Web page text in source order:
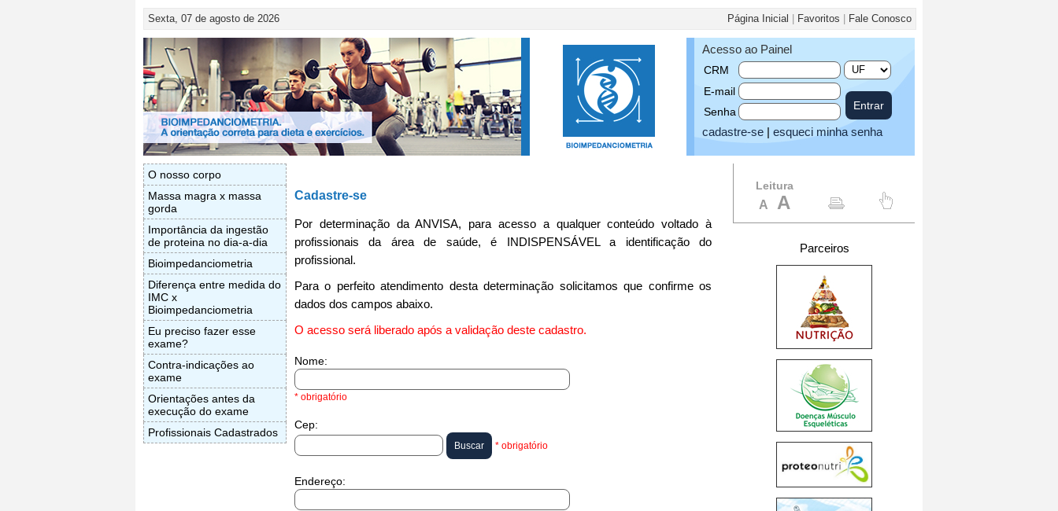
Sexta, 07 de agosto de 2026 Página Inicial Favoritos Fale Conosco
Acesso ao Painel
CRM
E-mail
Senha
cadastre-se | esqueci minha senha
O nosso corpo
Massa magra x massa
gorda
Importância da ingestão
de proteina no dia-a-dia
Bioimpedanciometria
Diferença entre medida do
IMC x
Bioimpedanciometria
Eu preciso fazer esse
exame?
Contra-indicações ao
exame
Orientações antes da
execução do exame
Profissionais Cadastrados
Leitura
A A
Cadastre-se
Por determinação da ANVISA, para acesso a qualquer conteúdo voltado à
profissionais da área de saúde, é INDISPENSÁVEL a identificação do
profissional.
Para o perfeito atendimento desta determinação solicitamos que confirme os
dados dos campos abaixo.
O acesso será liberado após a validação deste cadastro.
Nome:
* obrigatório
Cep:
* obrigatório
Endereço:
Parceiros